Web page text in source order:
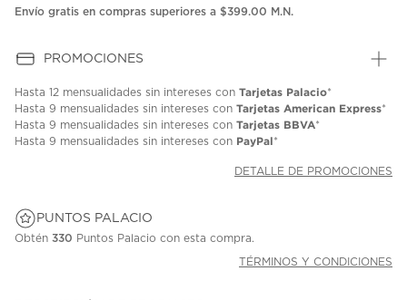
en
Envío gratis en compras superiores a $399.00 M.N.
PROMOCIONES
Hasta 12 mensualidades sin intereses con Tarjetas Palacio*
Hasta 9 mensualidades sin intereses con Tarjetas American Express*
Hasta 9 mensualidades sin intereses con Tarjetas BBVA*
Hasta 9 mensualidades sin intereses con PayPal*
DETALLE DE PROMOCIONES
PUNTOS PALACIO
Obtén 330 Puntos Palacio con esta compra.
TÉRMINOS Y CONDICIONES